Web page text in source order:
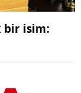
bir isim: